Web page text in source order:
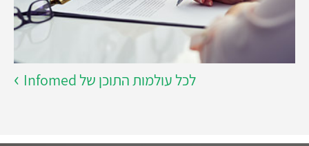
לכל עולמות התוכן של Infomed